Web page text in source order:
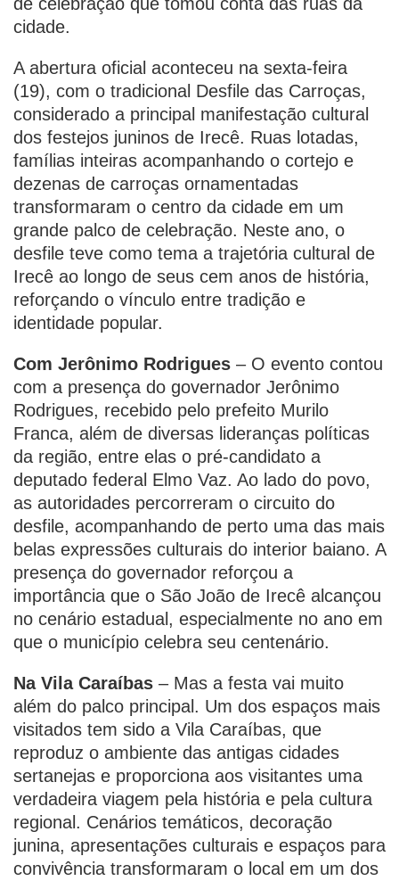
cidade.
A abertura oficial aconteceu na sexta-feira
(19), com o tradicional Desfile das Carroças,
considerado a principal manifestação cultural
dos festejos juninos de Irecê. Ruas lotadas,
famílias inteiras acompanhando o cortejo e
dezenas de carroças ornamentadas
transformaram o centro da cidade em um
grande palco de celebração. Neste ano, o
desfile teve como tema a trajetória cultural de
Irecê ao longo de seus cem anos de história,
reforçando o vínculo entre tradição e
identidade popular.
Com Jerônimo Rodrigues – O evento contou
com a presença do governador Jerônimo
Rodrigues, recebido pelo prefeito Murilo
Franca, além de diversas lideranças políticas
da região, entre elas o pré-candidato a
deputado federal Elmo Vaz. Ao lado do povo,
as autoridades percorreram o circuito do
desfile, acompanhando de perto uma das mais
belas expressões culturais do interior baiano. A
presença do governador reforçou a
importância que o São João de Irecê alcançou
no cenário estadual, especialmente no ano em
que o município celebra seu centenário.
Na Vila Caraíbas – Mas a festa vai muito
além do palco principal. Um dos espaços mais
visitados tem sido a Vila Caraíbas, que
reproduz o ambiente das antigas cidades
sertanejas e proporciona aos visitantes uma
verdadeira viagem pela história e pela cultura
regional. Cenários temáticos, decoração
junina, apresentações culturais e espaços para
convivência transformaram o local em um dos